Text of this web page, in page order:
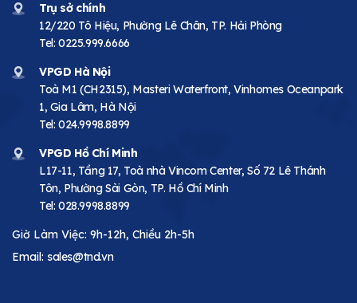
Trụ sở chính
12/220 Tô Hiệu, Phường Lê Chân, TP. Hải Phòng
Tel: 0225.999.6666
VPGD Hà Nội
Toà M1 (CH2315), Masteri Waterfront, Vinhomes Oceanpark
1, Gia Lâm, Hà Nội
Tel: 024.9998.8899
VPGD Hồ Chí Minh
L17-11, Tầng 17, Toà nhà Vincom Center, Số 72 Lê Thánh
Tôn, Phường Sài Gòn, TP. Hồ Chí Minh
Tel: 028.9998.8899
Giờ Làm Việc: 9h-12h, Chiều 2h-5h
Email: sales@tnd.vn